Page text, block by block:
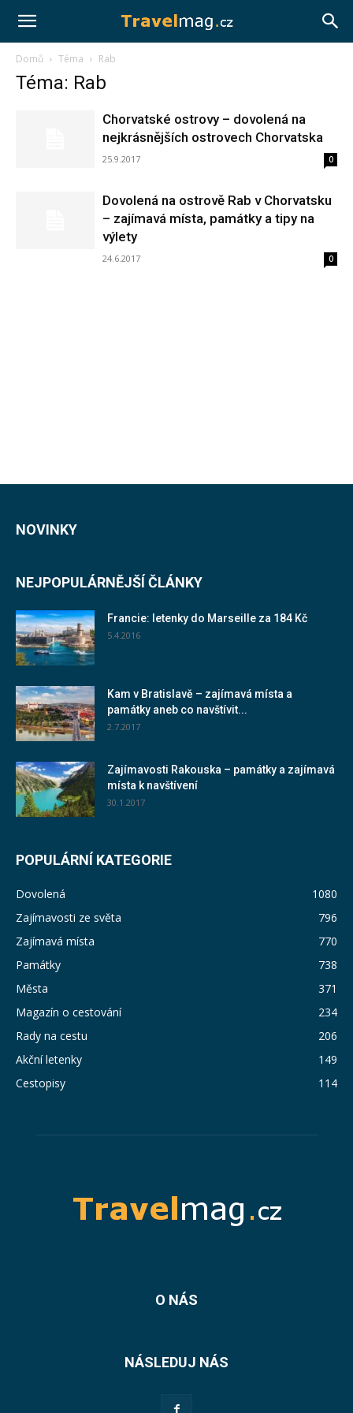
Travelmag.cz
Domů Téma Rab
Téma: Rab
Chorvatské ostrovy – dovolená na
nejkrásnějších ostrovech Chorvatska
25.9.2017 0
Dovolená na ostrově Rab v Chorvatsku
– zajímavá místa, památky a tipy na
výlety
24.6.2017 0
NOVINKY
NEJPOPULÁRNĚJŠÍ ČLÁNKY
Francie: letenky do Marseille za 184 Kč
5.4.2016
Kam v Bratislavě – zajímavá místa a
památky aneb co navštívit...
2.7.2017
Zajímavosti Rakouska – památky a zajímavá
místa k navštívení
30.1.2017
POPULÁRNÍ KATEGORIE
Dovolená
1080
Zajímavosti ze světa
796
Zajímavá místa
770
Památky
738
Města
371
Magazín o cestování
234
Rady na cestu
206
Akční letenky
149
Cestopisy
114
O NÁS
NÁSLEDUJ NÁS